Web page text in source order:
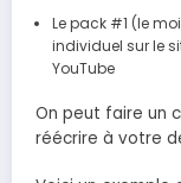
Le pack #1 (le
individuel sur le
YouTube
On peut faire un
réécrire à votre